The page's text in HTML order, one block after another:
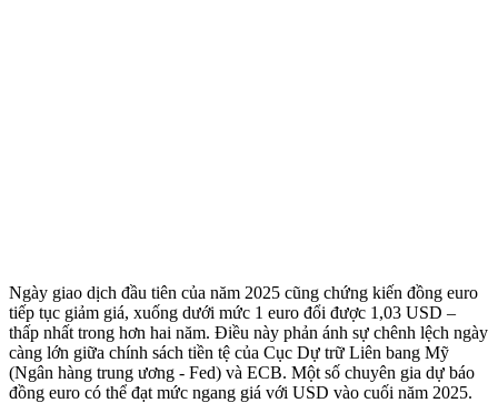
Ngày giao dịch đầu tiên của năm 2025 cũng chứng kiến đồng euro
tiếp tục giảm giá, xuống dưới mức 1 euro đổi được 1,03 USD –
thấp nhất trong hơn hai năm. Điều này phản ánh sự chênh lệch ngày
càng lớn giữa chính sách tiền tệ của Cục Dự trữ Liên bang Mỹ
(Ngân hàng trung ương - Fed) và ECB. Một số chuyên gia dự báo
đồng euro có thể đạt mức ngang giá với USD vào cuối năm 2025.